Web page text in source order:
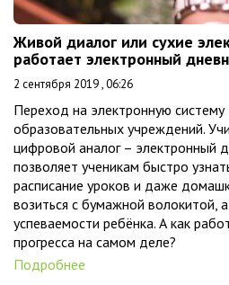
Живой диалог или сухие
работает электронный
2 сентября 2019 , 06:26
Переход на электронную
образовательных учреждений.
цифровой аналог – электронный
позволяет ученикам быстро
расписание уроков и даже
возиться с бумажной волокитой,
успеваемости ребёнка. А как
прогресса на самом деле?
Подробнее